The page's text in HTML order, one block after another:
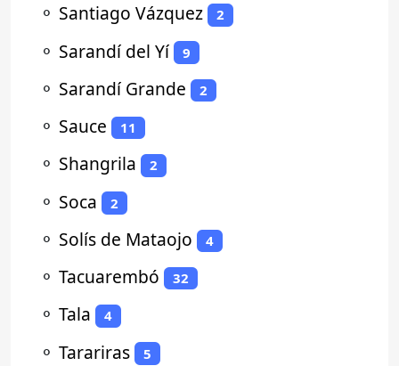
⚬ Santiago Vázquez 2
⚬ Sarandí del Yí 9
⚬ Sarandí Grande 2
⚬ Sauce 11
⚬ Shangrila 2
⚬ Soca 2
⚬ Solís de Mataojo 4
⚬ Tacuarembó 32
⚬ Tala 4
⚬ Tarariras 5